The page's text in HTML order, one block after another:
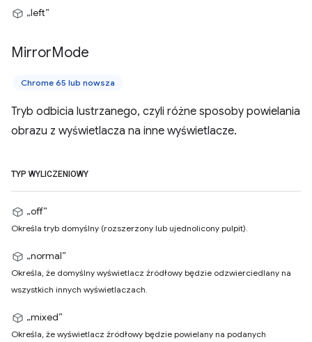
„left”
MirrorMode
Chrome 65 lub nowsza
Tryb odbicia lustrzanego, czyli różne sposoby powielania
obrazu z wyświetlacza na inne wyświetlacze.
TYP WYLICZENIOWY
„off”
Określa tryb domyślny (rozszerzony lub ujednolicony pulpit).
„normal”
Określa, że domyślny wyświetlacz źródłowy będzie odzwierciedlany na
wszystkich innych wyświetlaczach.
„mixed”
Określa, że wyświetlacz źródłowy będzie powielany na podanych